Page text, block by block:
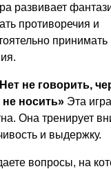
развивает
противоречия и
принимать
не говорить,
не носить» Эта
Она тренирует
и выдержку.
вопросы, на